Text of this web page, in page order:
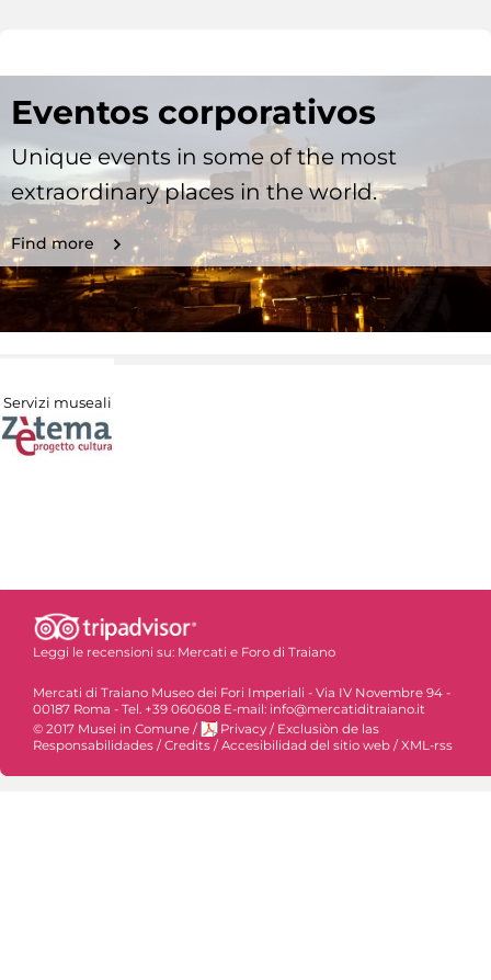
Eventos corporativos
Unique events in some of the most
extraordinary places in the world.
Find more
Servizi museali
Leggi le recensioni su: Mercati e Foro di Traiano
Mercati di Traiano Museo dei Fori Imperiali - Via IV Novembre 94 -
00187 Roma - Tel. +39 060608 E-mail: info@mercatiditraiano.it
© 2017 Musei in Comune / Privacy / Exclusiòn de las
Responsabilidades /Credits /Accesibilidad del sitio web /XML-rss